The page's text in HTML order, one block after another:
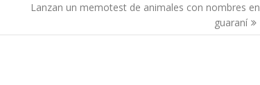
Lanzan un memotest de animales con nombres en
guaraní